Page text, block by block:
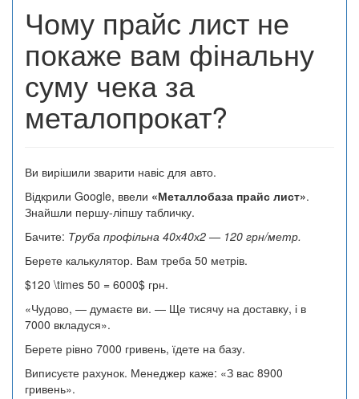
Чому прайс лист не
покаже вам фінальну
суму чека за
металопрокат?
Ви вирішили зварити навіс для авто.
Відкрили Google, ввели «Металлобаза прайс лист».
Знайшли першу-ліпшу табличку.
Бачите: Труба профільна 40х40х2 — 120 грн/метр.
Берете калькулятор. Вам треба 50 метрів.
$120 \times 50 = 6000$ грн.
«Чудово, — думаєте ви. — Ще тисячу на доставку, і в
7000 вкладуся».
Берете рівно 7000 гривень, їдете на базу.
Виписуєте рахунок. Менеджер каже: «З вас 8900
гривень».